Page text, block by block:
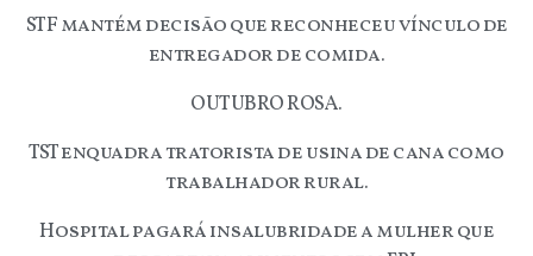
STF mantém decisão que reconheceu vínculo de
entregador de comida.
OUTUBRO ROSA.
TST enquadra tratorista de usina de cana como
trabalhador rural.
Hospital pagará insalubridade a mulher que